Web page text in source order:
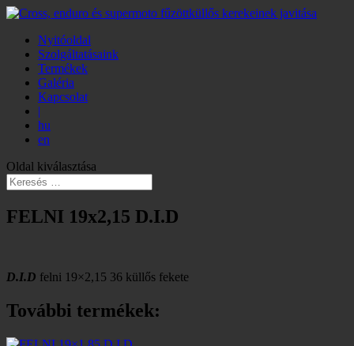
Nyitóoldal
Szolgáltatásaink
Termékek
Galéria
Kapcsolat
|
hu
en
Oldal kiválasztása
FELNI 19x2,15 D.I.D
D.I.D felni 19×2,15 36 küllős fekete
További termékek: